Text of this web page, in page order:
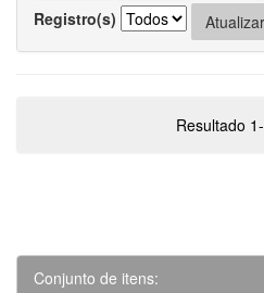
Registro(s)
Resultado
Conjunto de itens: